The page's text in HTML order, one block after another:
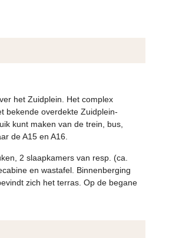
het Zuidplein. Het complex
bekende overdekte Zuidplein-
kunt maken van de trein, bus,
de A15 en A16.
2 slaapkamers van resp. (ca.
en wastafel. Binnenberging
zich het terras. Op de begane